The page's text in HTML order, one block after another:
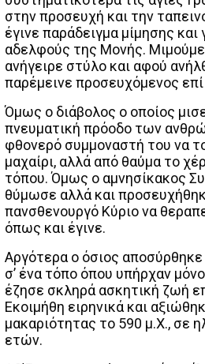
στην προσευχή και την
έγινε παράδειγμα μίμησης και
αδελφούς της Μονής.
ανήγειρε στύλο και αφού
παρέμεινε προσευχόμενος
Όμως ο διάβολος ο οποίος
πνευματική πρόοδο των
φθονερό συμμοναστή του να
μαχαίρι, αλλά από θαύμα το
τόπου. Όμως ο αμνησίκακος
θύμωσε αλλά και
πανσθενουργό Κύριο να
όπως και έγινε.
Αργότερα ο όσιος
σ’ ένα τόπο όπου υπήρχαν
έζησε σκληρά ασκητική ζωή
Εκοιμήθη ειρηνικά και
μακαριότητας το 590 μ.Χ., σε
ετών.